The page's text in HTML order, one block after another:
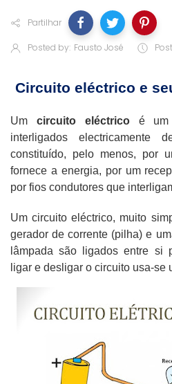
Partilhar
Posted by: Fausto José
Circuito eléctrico e
Um circuito eléctricoé um
interligados electricamente
constituído, pelo menos, por
fornece a energia, por um
por fios condutores que
Um circuito eléctrico, muito
gerador de corrente (pilha) e
lâmpada são ligados entre si
ligar e desligar o circuito usa-se